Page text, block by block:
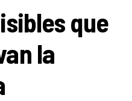
que
la